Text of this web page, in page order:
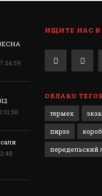
ИЩИТЕ НАС В
ОБЛАКО
термех
пирээ
передельский